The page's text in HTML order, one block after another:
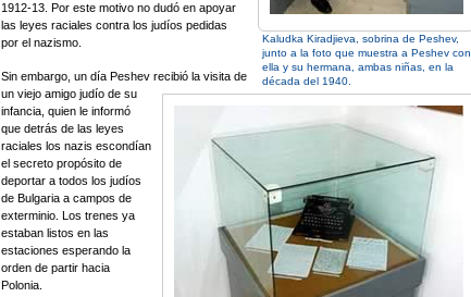
Kaludka Kiradjieva, sobrina de Peshev,
junto a la foto que muestra a Peshev con
ella y su hermana, ambas niñas, en la
década del 1940.
1912-13. Por este motivo no dudó en apoyar
las leyes raciales contra los judíos pedidas
por el nazismo.
Sin embargo, un día Peshev recibió la visita de
un viejo amigo judío de su
infancia, quien le informó
que detrás de las leyes
raciales los nazis escondían
el secreto propósito de
deportar a todos los judíos
de Bulgaria a campos de
exterminio. Los trenes ya
estaban listos en las
estaciones esperando la
orden de partir hacia
Polonia.